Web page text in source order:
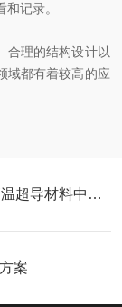
记录。
合理的结构设计以
域都有着较高的应
Impac 6-TVD 红外测温仪：高温超导材料中的测温应用
案